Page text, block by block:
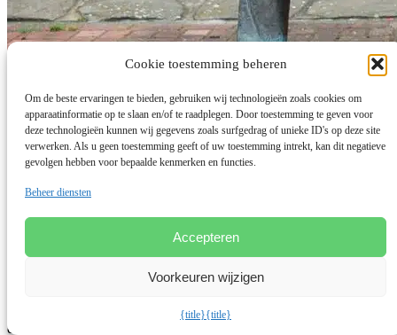
Cookie toestemming beheren
Om de beste ervaringen te bieden, gebruiken wij technologieën zoals cookies om
apparaatinformatie op te slaan en/of te raadplegen. Door toestemming te geven voor
deze technologieën kunnen wij gegevens zoals surfgedrag of unieke ID's op deze site
verwerken. Als u geen toestemming geeft of uw toestemming intrekt, kan dit negatieve
gevolgen hebben voor bepaalde kenmerken en functies.
Beheer diensten
Accepteren
Voorkeuren wijzigen
{title}{title}
Gun jezelf wat voorwerk
door Carina Sampers
Een keukenbedrijf levert keukens. Een coach levert coaching. ‘Ik
ben op zoek naar een keukenbedrijf dat mij kan helpen met mijn
nieuwe keuken. Graag een offerte’. Waarschijnlijk vraag je niet op
keuken. Wist je dat veel mensen die een coach zoeken dat wel op
zodat je de coach vindt die levert wat jij nodig hebt. Lees hier hoe je
dat aanpakt (en hoe niet).